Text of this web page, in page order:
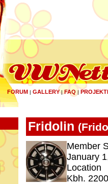
FORUM | GALLERY|FAQ |
Fridolin (
Member
January
Location
Kbh.